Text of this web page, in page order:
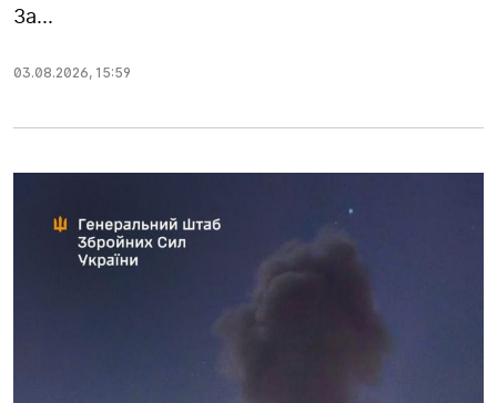
За...
03.08.2026, 15:59